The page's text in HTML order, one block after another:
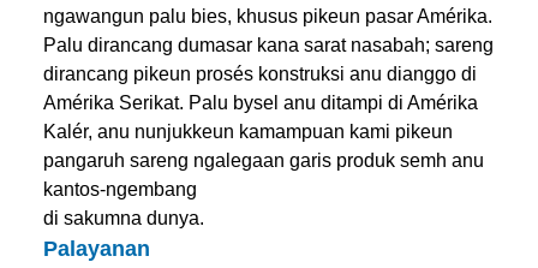
ngawangun palu bies, khusus pikeun pasar Amérika.
Palu dirancang dumasar kana sarat nasabah; sareng
dirancang pikeun prosés konstruksi anu dianggo di
Amérika Serikat. Palu bysel anu ditampi di Amérika
Kalér, anu nunjukkeun kamampuan kami pikeun
pangaruh sareng ngalegaan garis produk semh anu
kantos-ngembang
di sakumna dunya.
Palayanan